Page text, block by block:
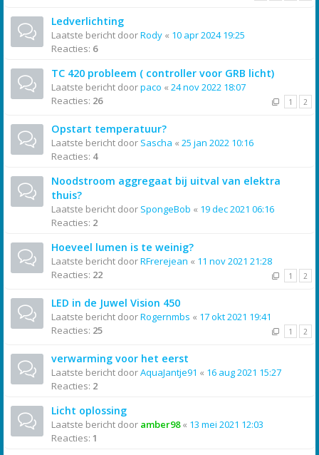
Ledverlichting
Laatste bericht doorRody « 10 apr 2024 19:25
Reacties: 6
TC 420 probleem ( controller voor GRB licht)
Laatste bericht doorpaco « 24 nov 2022 18:07
Reacties: 26 1 2
Opstart temperatuur?
Laatste bericht door Sascha « 25 jan 2022 10:16
Reacties: 4
Noodstroom aggregaat bij uitval van elektra
thuis?
Laatste bericht door SpongeBob « 19 dec 2021 06:16
Reacties: 2
Hoeveel lumen is te weinig?
Laatste bericht doorRFrerejean « 11 nov 2021 21:28
Reacties: 22 1 2
LED in de Juwel Vision 450
Laatste bericht doorRogernmbs « 17 okt 2021 19:41
Reacties: 25 1 2
verwarming voor het eerst
Laatste bericht doorAquaJantje91 « 16 aug 2021 15:27
Reacties: 2
Licht oplossing
Laatste bericht door amber98« 13 mei 2021 12:03
Reacties: 1